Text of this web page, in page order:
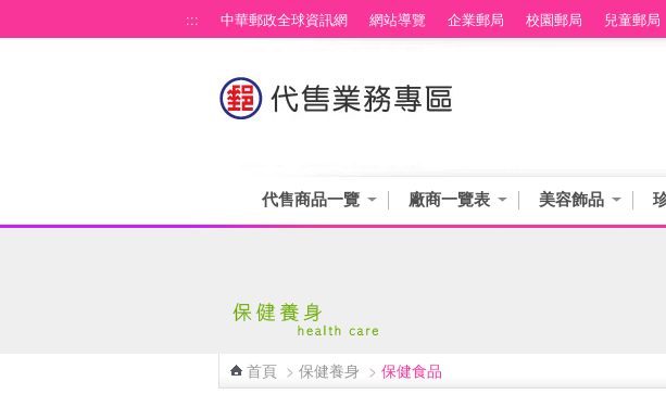
::: 中華郵政全球資訊網 網站導覽 企業郵局 校園郵局 兒童郵局
代售商品一覽 廠商一覽表 美容飾品
首頁 > 保健養身 > 保健食品